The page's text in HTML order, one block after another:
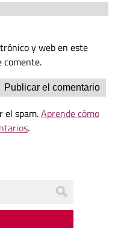
y web en este
comente.
el spam.Aprende cómo
.